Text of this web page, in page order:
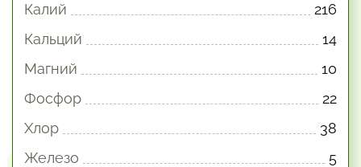
Калий
216
Кальций
14
Магний
10
Фосфор
22
Хлор
38
Железо
5